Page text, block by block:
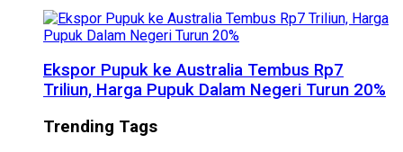
Ekspor Pupuk ke Australia Tembus Rp7
Triliun, Harga Pupuk Dalam Negeri Turun 20%
Trending Tags